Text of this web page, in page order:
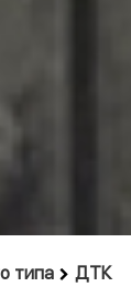
типа
ДТК